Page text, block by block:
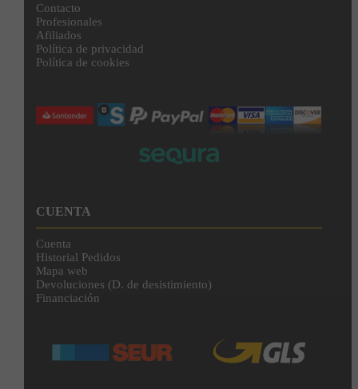
Contacto
Profesionales
Afiliados
Política de privacidad
Política de cookies
CUENTA
Cuenta
Historial Pedidos
Mapa web
Devoluciones (D. de desistimiento)
Financiación